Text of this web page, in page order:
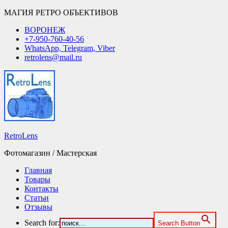
МАГИЯ РЕТРО ОБЪЕКТИВОВ
ВОРОНЕЖ
+7-950-760-40-56
WhatsApp, Telegram, Viber
retrolens@mail.ru
RetroLens
Фотомагазин / Мастерская
Главная
Товары
Контакты
Статьи
Отзывы
Search for:
Search Button